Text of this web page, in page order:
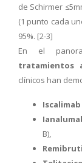
de Schirmer
(1 punto cada
95%. [2-3]
En el
tratamientos
clínicos han
Iscalimab
B),